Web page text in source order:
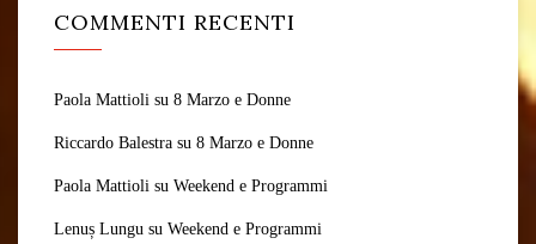
COMMENTI RECENTI
Paola Mattioli su 8 Marzo e Donne
Riccardo Balestra su 8 Marzo e Donne
Paola Mattioli su Weekend e Programmi
Lenuș Lungu su Weekend e Programmi